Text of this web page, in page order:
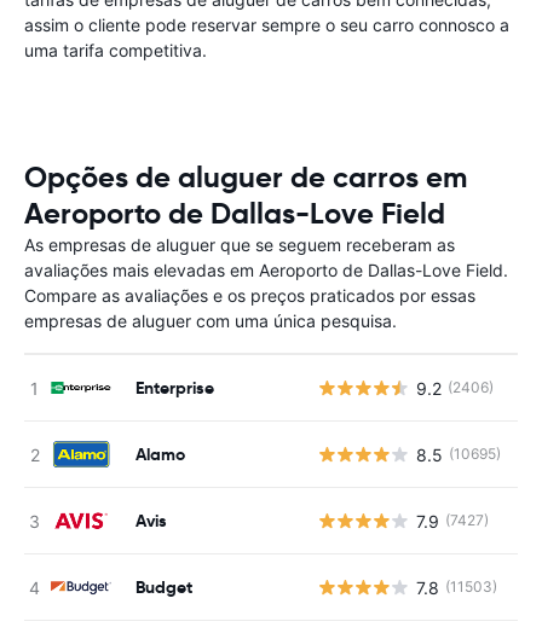
assim o cliente pode reservar sempre o seu carro connosco a
uma tarifa competitiva.
Opções de aluguer de carros em
Aeroporto de Dallas-Love Field
As empresas de aluguer que se seguem receberam as
avaliações mais elevadas em Aeroporto de Dallas-Love Field.
Compare as avaliações e os preços praticados por essas
empresas de aluguer com uma única pesquisa.
Enterprise 9.2 (2406)
Alamo 8.5 (10695)
Avis 7.9 (7427)
Budget 7.8 (11503)